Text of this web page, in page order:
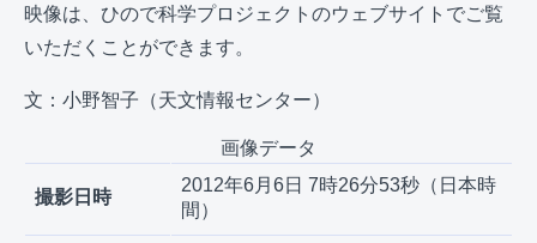
映像は、ひので科学プロジェクトのウェブサイトでご覧
いただくことができます。
文：小野智子（天文情報センター）
撮影日時
2012年6月6日 7時26分53秒（日本時
間）
画像データ